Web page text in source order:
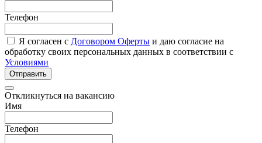
Телефон
Я согласен с Договором Оферты и даю согласие на
обработку своих персональных данных в соответствии с
Условиями
Отправить
Откликнуться на вакансию
Имя
Телефон